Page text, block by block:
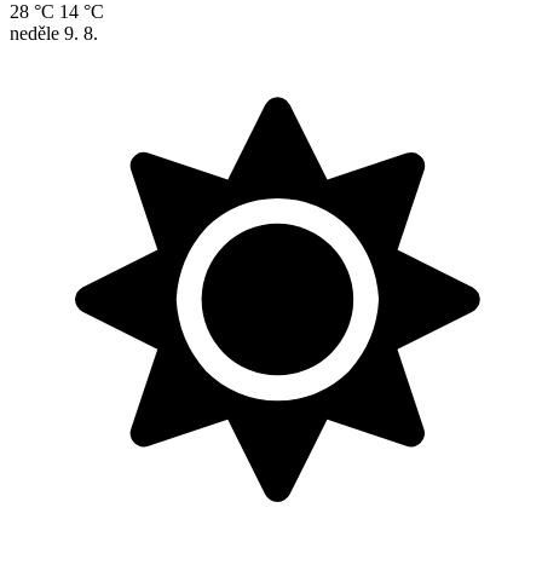
28 °C 14 °C
neděle 9. 8.